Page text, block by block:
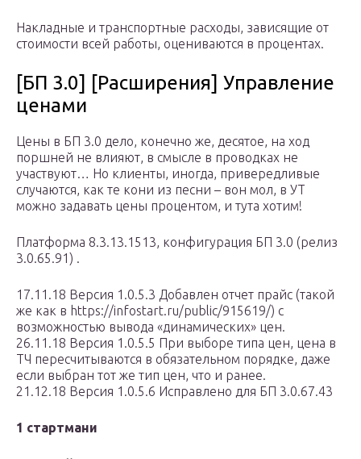
Накладные и транспортные расходы, зависящие от
стоимости всей работы, оцениваются в процентах.
[БП 3.0] [Расширения] Управление
ценами
Цены в БП 3.0 дело, конечно же, десятое, на ход
поршней не влияют, в смысле в проводках не
участвуют… Но клиенты, иногда, привередливые
случаются, как те кони из песни – вон мол, в УТ
можно задавать цены процентом, и тута хотим!
Платформа 8.3.13.1513, конфигурация БП 3.0 (релиз
3.0.65.91) .
17.11.18 Версия 1.0.5.3 Добавлен отчет прайс (такой
же как в https://infostart.ru/public/915619/) с
возможностью вывода «динамических» цен.
26.11.18 Версия 1.0.5.5 При выборе типа цен, цена в
ТЧ пересчитываются в обязательном порядке, даже
если выбран тот же тип цен, что и ранее.
21.12.18 Версия 1.0.5.6 Исправлено для БП 3.0.67.43
1 стартмани